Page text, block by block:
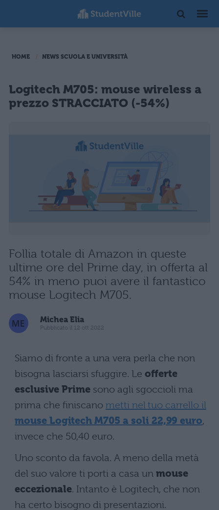
HOME NEWS SCUOLA E UNIVERSITÀ
Logitech M705: mouse wireless a
prezzo STRACCIATO (-54%)
Follia totale di Amazon in queste
ultime ore del Prime day, in offerta al
54% in meno puoi avere il fantastico
mouse Logitech M705.
Michea Elia
Pubblicato il 12 ott 2022
Siamo di fronte a una vera perla che non
bisogna lasciarsi sfuggire. Le offerte
esclusive Prime sono agli sgoccioli ma
prima che finiscano metti nel tuo carrello il
mouse Logitech M705 a soli 22,99 euro,
invece che 50,40 euro.
Uno sconto da favola. A meno della metà
del suo valore ti porti a casa un mouse
eccezionale. Intanto è Logitech, che non
ha certo bisogno di presentazioni.